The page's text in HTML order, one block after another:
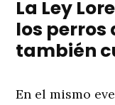
La Ley
los perros
también
En el mismo